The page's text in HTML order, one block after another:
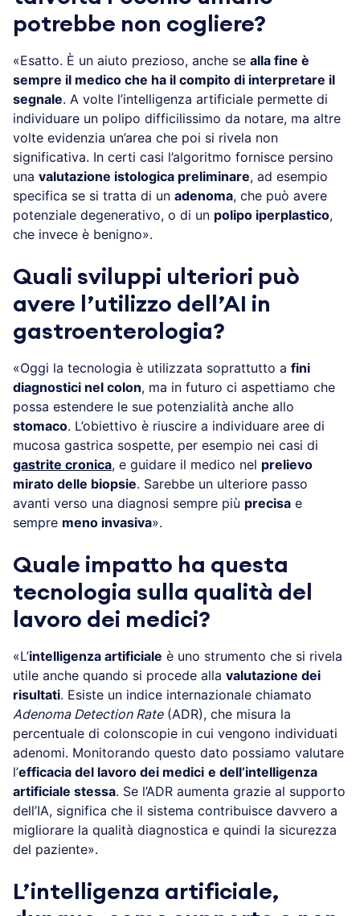
potrebbe non cogliere?
«Esatto. È un aiuto prezioso, anche se alla fine è
sempre il medico che ha il compito di interpretare il
segnale. A volte l’intelligenza artificiale permette di
individuare un polipo difficilissimo da notare, ma altre
volte evidenzia un’area che poi si rivela non
significativa. In certi casi l’algoritmo fornisce persino
una valutazione istologica preliminare, ad esempio
specifica se si tratta di un adenoma, che può avere
potenziale degenerativo, o di un polipo iperplastico,
che invece è benigno».
Quali sviluppi ulteriori può
avere l’utilizzo dell’AI in
gastroenterologia?
«Oggi la tecnologia è utilizzata soprattutto a fini
diagnostici nel colon, ma in futuro ci aspettiamo che
possa estendere le sue potenzialità anche allo
stomaco. L’obiettivo è riuscire a individuare aree di
mucosa gastrica sospette, per esempio nei casi di
gastrite cronica, e guidare il medico nel prelievo
mirato delle biopsie. Sarebbe un ulteriore passo
avanti verso una diagnosi sempre più precisa e
sempre meno invasiva».
Quale impatto ha questa
tecnologia sulla qualità del
lavoro dei medici?
«L’intelligenza artificiale è uno strumento che si rivela
utile anche quando si procede alla valutazione dei
risultati. Esiste un indice internazionale chiamato
Adenoma Detection Rate(ADR), che misura la
percentuale di colonscopie in cui vengono individuati
adenomi. Monitorando questo dato possiamo valutare
l’efficacia del lavoro dei medici e dell’intelligenza
artificiale stessa. Se l’ADR aumenta grazie al supporto
dell’IA, significa che il sistema contribuisce davvero a
migliorare la qualità diagnostica e quindi la sicurezza
del paziente».
L’intelligenza artificiale,